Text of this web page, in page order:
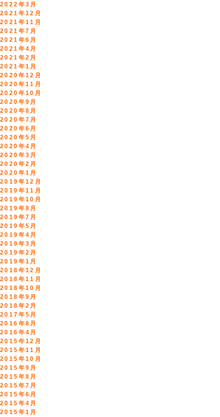
2022年3月
2021年12月
2021年11月
2021年7月
2021年6月
2021年4月
2021年2月
2021年1月
2020年12月
2020年11月
2020年10月
2020年9月
2020年8月
2020年7月
2020年6月
2020年5月
2020年4月
2020年3月
2020年2月
2020年1月
2019年12月
2019年11月
2019年10月
2019年8月
2019年7月
2019年5月
2019年4月
2019年3月
2019年2月
2019年1月
2018年12月
2018年11月
2018年10月
2018年9月
2018年2月
2017年5月
2016年8月
2016年4月
2015年12月
2015年11月
2015年10月
2015年9月
2015年8月
2015年7月
2015年6月
2015年4月
2015年1月